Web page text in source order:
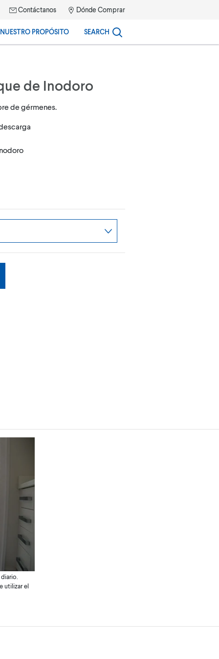
Contáctanos Dónde Comprar
NUESTRO PROPÓSITO SEARCH
de Inodoro
de gérmenes.
utilizar el